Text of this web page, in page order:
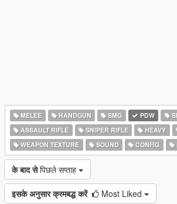
MELEE HANDGUN SMG PDW
ASSAULT RIFLE
SNIPER RIFLE HEAVY
WEAPON TEXTURE
SOUND CONFIG
के बाद से पिछले सप्ताह
इसके अनुसार क्रमबद्ध करें Most Liked